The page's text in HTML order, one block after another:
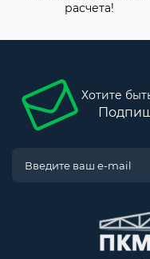
расчета!
Хотите